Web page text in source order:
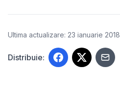
Ultima actualizare: 23 ianuarie 2018
Distribuie: